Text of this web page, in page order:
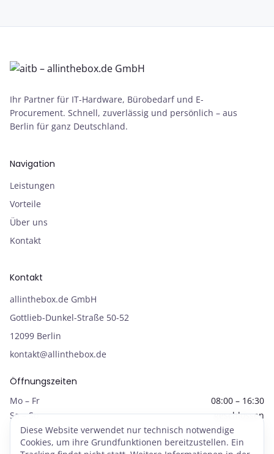
Ihr Partner für IT-Hardware, Bürobedarf und E-
Procurement. Schnell, zuverlässig und persönlich – aus
Berlin für ganz Deutschland.
Navigation
Leistungen
Vorteile
Über uns
Kontakt
Kontakt
allinthebox.de GmbH
Gottlieb-Dunkel-Straße 50-52
12099 Berlin
kontakt@allinthebox.de
Öffnungszeiten
Mo – Fr
08:00 – 16:30
Sa – So
geschlossen
Diese Website verwendet nur technisch notwendige
Cookies, um ihre Grundfunktionen bereitzustellen. Ein